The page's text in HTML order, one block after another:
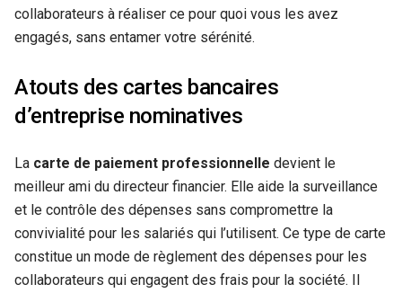
collaborateurs à réaliser ce pour quoi vous les avez
engagés, sans entamer votre sérénité.
Atouts des cartes bancaires
d’entreprise nominatives
La carte de paiement professionnelle devient le
meilleur ami du directeur financier. Elle aide la surveillance
et le contrôle des dépenses sans compromettre la
convivialité pour les salariés qui l’utilisent. Ce type de carte
constitue un mode de règlement des dépenses pour les
collaborateurs qui engagent des frais pour la société. Il